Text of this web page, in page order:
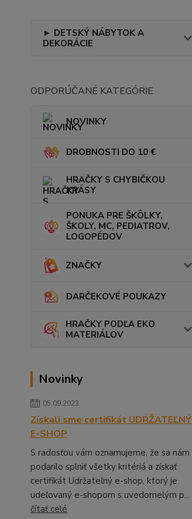
► DETSKÝ NÁBYTOK A
DEKORÁCIE
ODPORÚČANÉ KATEGÓRIE
NOVINKY
DROBNOSTI DO 10 €
HRAČKY S CHYBIČKOU
KRÁSY
PONUKA PRE ŠKÔLKY,
ŠKOLY, MC, PEDIATROV,
LOGOPÉDOV
ZNAČKY
DARČEKOVÉ POUKAZY
HRAČKY PODĽA EKO
MATERIÁLOV
Novinky
05.09.2023
Získali sme certifikát UDRŽATEĽNÝ
E-SHOP
S radosťou vám oznamujeme, že sa nám
podarilo splniť všetky kritériá a získať
certifikát Udržateľný e-shop, ktorý je
udeľovaný e-shopom s uvedomelým p...
čítať celé